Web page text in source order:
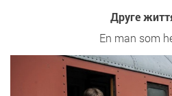
Друге
En man som